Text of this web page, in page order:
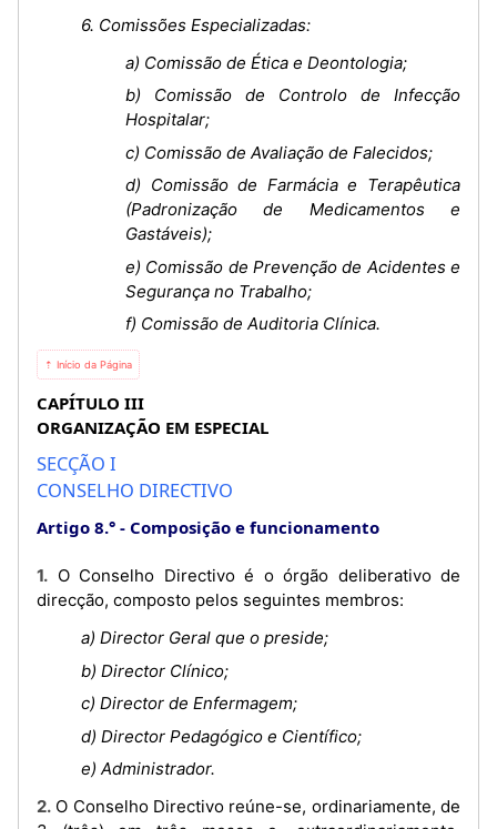
6. Comissões Especializadas:
a) Comissão de Ética e Deontologia;
b) Comissão de Controlo de Infecção
Hospitalar;
c) Comissão de Avaliação de Falecidos;
d) Comissão de Farmácia e Terapêutica
(Padronização de Medicamentos e
Gastáveis);
e) Comissão de Prevenção de Acidentes e
Segurança no Trabalho;
f) Comissão de Auditoria Clínica.
⇡ Início da Página
CAPÍTULO III
ORGANIZAÇÃO EM ESPECIAL
SECÇÃO I
CONSELHO DIRECTIVO
Artigo 8.° Composição e funcionamento
1. O Conselho Directivo é o órgão deliberativo de
direcção, composto pelos seguintes membros:
a) Director Geral que o preside;
b) Director Clínico;
c) Director de Enfermagem;
d) Director Pedagógico e Científico;
e) Administrador.
2. O Conselho Directivo reúne-se, ordinariamente, de